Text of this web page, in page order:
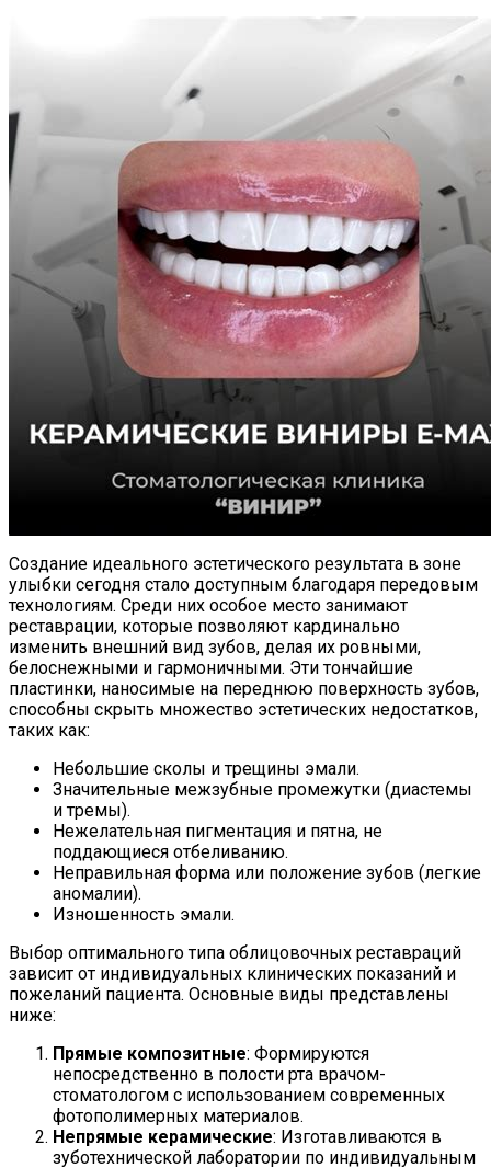
Создание идеального эстетического результата в зоне
улыбки сегодня стало доступным благодаря передовым
технологиям. Среди них особое место занимают
реставрации, которые позволяют кардинально
изменить внешний вид зубов, делая их ровными,
белоснежными и гармоничными. Эти тончайшие
пластинки, наносимые на переднюю поверхность зубов,
способны скрыть множество эстетических недостатков,
таких как:
Небольшие сколы и трещины эмали.
Значительные межзубные промежутки (диастемы
и тремы).
Нежелательная пигментация и пятна, не
поддающиеся отбеливанию.
Неправильная форма или положение зубов (легкие
аномалии).
Изношенность эмали.
Выбор оптимального типа облицовочных реставраций
зависит от индивидуальных клинических показаний и
пожеланий пациента. Основные виды представлены
ниже:
Прямые композитные: Формируются
непосредственно в полости рта врачом-
стоматологом с использованием современных
фотополимерных материалов.
Непрямые керамические: Изготавливаются в
зуботехнической лаборатории по индивидуальным